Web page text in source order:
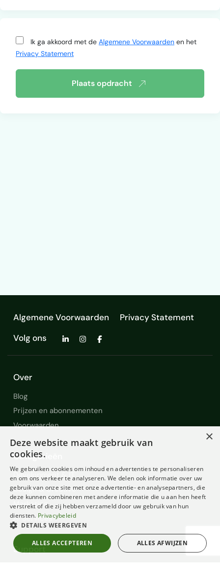
Ik ga akkoord met deAlgemene Voorwaarden en het
Privacy Statement
Plaats opdracht
Algemene Voorwaarden
Privacy Statement
Volg ons
Over
Blog
Prijzen en abonnementen
Voorwaarden
Categorieën
Development & IT
Design & Creative
Marketing
AI Services
Support
×
Deze website maakt gebruik van
cookies.
We gebruiken cookies om inhoud en advertenties te personaliseren
en om ons verkeer te analyseren. We delen ook informatie over uw
gebruik van onze site met onze advertentie- en analysepartners, die
deze kunnen combineren met andere informatie die u aan hen heeft
verstrekt of die zij hebben verzameld door uw gebruik van hun
diensten. Privacybeleid
DETAILS WEERGEVEN
ALLES ACCEPTEREN ALLES AFWIJZEN